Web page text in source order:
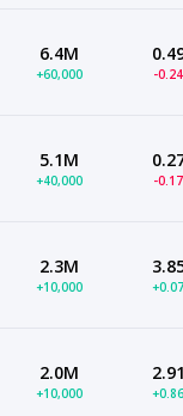
6.4M
+60,000 -
5.1M
+40,000 -
2.3M
+10,000
2.0M
+10,000